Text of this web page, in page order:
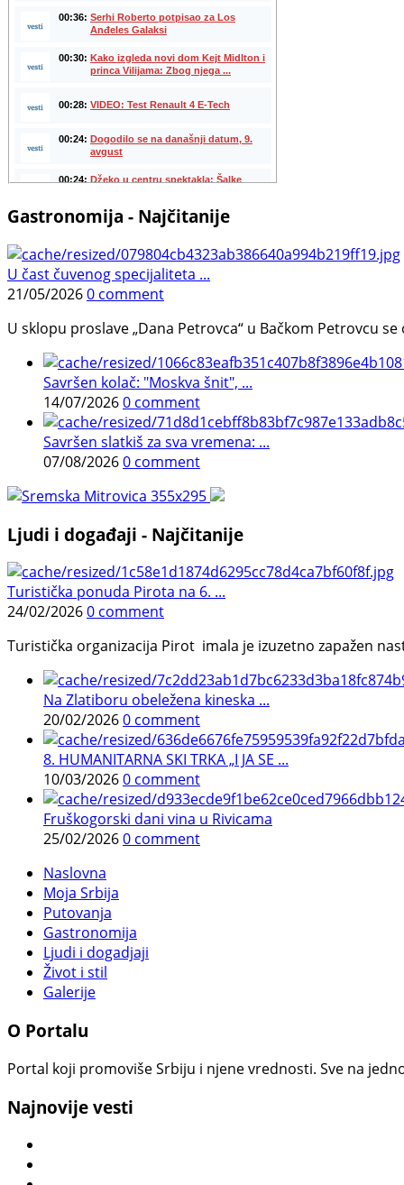
Gastronomija - Najčitanije
U čast čuvenog specijaliteta ...
21/05/20260 comment
U sklopu proslave „Dana Petrovca“ u Bačkom Petrovcu
Savršen kolač: "Moskva šnit", ...
14/07/20260 comment
Savršen slatkiš za sva vremena: ...
07/08/20260 comment
Ljudi i događaji - Najčitanije
Turistička ponuda Pirota na 6. ...
24/02/20260 comment
Turistička organizacija Pirot imala je izuzetno zapažen
Na Zlatiboru obeležena kineska ...
20/02/20260 comment
8. HUMANITARNA SKI TRKA „I JA SE ...
10/03/20260 comment
Fruškogorski dani vina u Rivicama
25/02/20260 comment
Naslovna
Moja Srbija
Putovanja
Gastronomija
Ljudi i dogadjaji
Život i stil
Galerije
O Portalu
Portal koji promoviše Srbiju i njene vrednosti. Sve na
Najnovije vesti